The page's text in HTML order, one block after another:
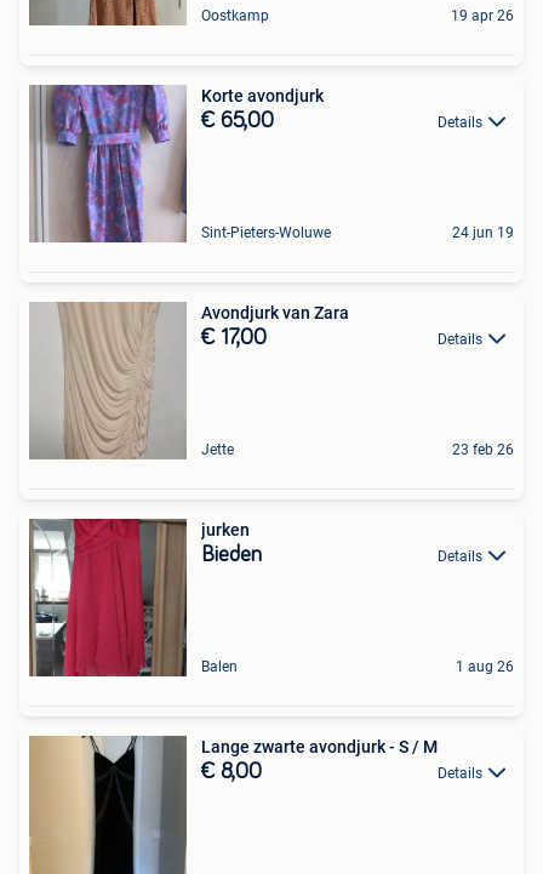
Oostkamp 19 apr 26
Korte avondjurk
€ 65,00 Details
Sint-Pieters-Woluwe 24 jun 19
Avondjurk van Zara
€ 17,00 Details
Jette 23 feb 26
jurken
Bieden Details
Balen 1 aug 26
Lange zwarte avondjurk - S / M
€ 8,00 Details